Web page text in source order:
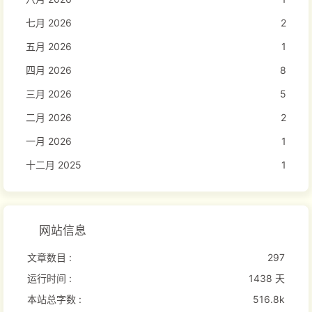
七月 2026
2
五月 2026
1
四月 2026
8
三月 2026
5
二月 2026
2
一月 2026
1
十二月 2025
1
网站信息
文章数目 :
297
运行时间 :
1438 天
本站总字数 :
516.8k